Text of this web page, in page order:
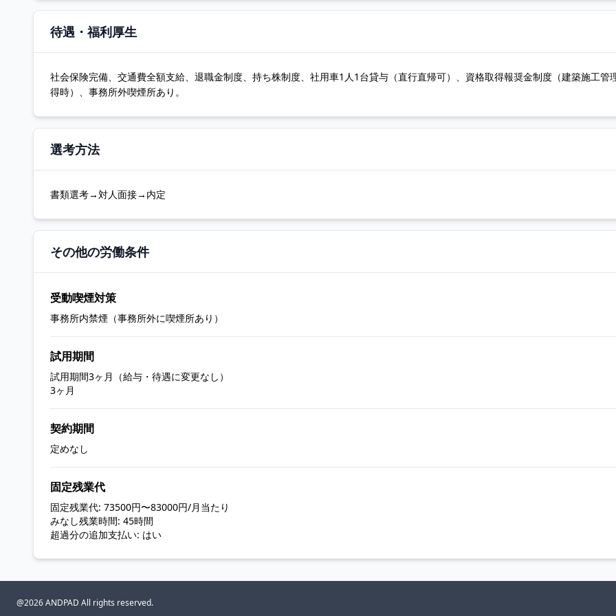
待遇・福利厚生
社会保険完備、交通費全額支給、退職金制度、持ち株制度、社用車1人1台貸与（直行直帰可）、資格取得報奨金制度（建築施工管
得時）、事務所外喫煙所あり。
選考方法
書類選考→対人面接→内定
その他の労働条件
受動喫煙対策
事務所内禁煙（事務所外に喫煙所あり）
試用期間
試用期間3ヶ月（給与・待遇に変更なし）
3ヶ月
契約期間
定めなし
固定残業代
固定残業代: 73500円〜83000円/月当たり
みなし残業時間: 45時間
超過分の追加支払い: はい
@2026 ANDPAD All rights reserved.